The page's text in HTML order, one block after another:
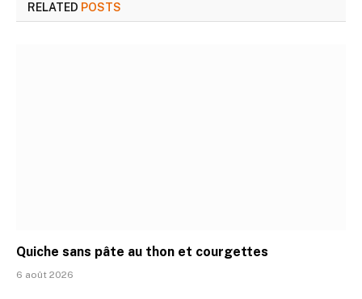
RELATED POSTS
Quiche sans pâte au thon et courgettes
6 août 2026